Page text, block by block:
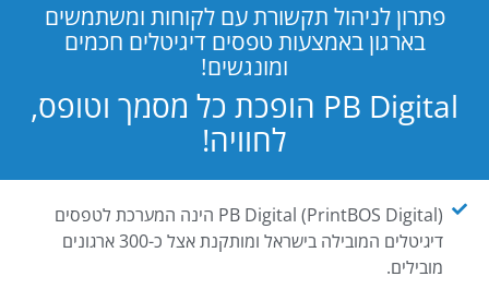
פתרון לניהול תקשורת עם לקוחות ומשתמשים
בארגון באמצעות טפסים דיגיטלים חכמים
ומונגשים!
PB Digital הופכת כל מסמך וטופס,
לחוויה!
PB Digital (PrintBOS Digital) הינה המערכת לטפסים
דיגיטלים המובילה בישראל ומותקנת אצל כ-300 ארגונים
מובילים.